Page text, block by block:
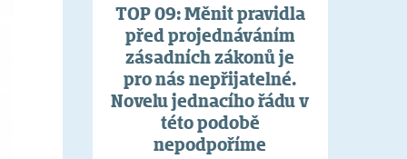
TOP 09: Měnit pravidla
před projednáváním
zásadních zákonů je
pro nás nepřijatelné.
Novelu jednacího řádu v
této podobě
nepodpoříme